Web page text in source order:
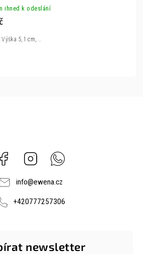
ihned k odeslání
Rozměr: Výška 5,1 cm,...
Facebook Instagram
info@ewena.cz
+420777257306
newsletter